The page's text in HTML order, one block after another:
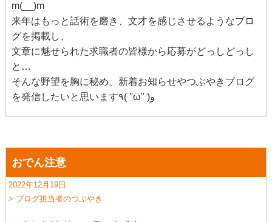
m(__)m
来年はもっと話術を磨き、文才を感じさせるようなブロ
グを掲載し、
文章に魅せられた求職者の皆様から応募がどっしどっし
と…
そんな野望を胸に秘め、新着お知らせやつぶやきブログ
を発信したいと思います٩( ''ω'' )و
おでん注意
2022年12月19日
> ブログ担当者のつぶやき